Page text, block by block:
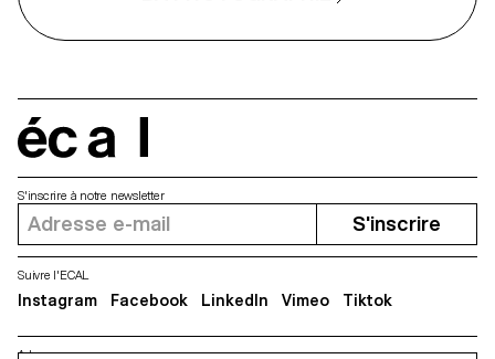
Adresse
S'inscrire à notre newsletter
S'inscrire
Suivre l'ECAL
Instagram Facebook LinkedIn Vimeo Tiktok